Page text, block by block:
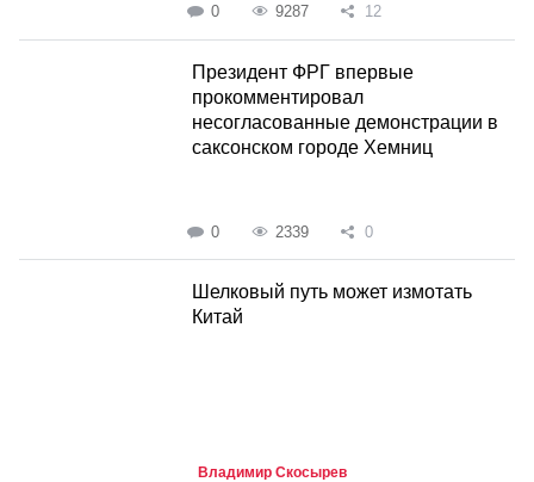
0 9287 12
Президент ФРГ впервые
прокомментировал
несогласованные демонстрации в
саксонском городе Хемниц
0 2339 0
Шелковый путь может измотать
Китай
Владимир Скосырев